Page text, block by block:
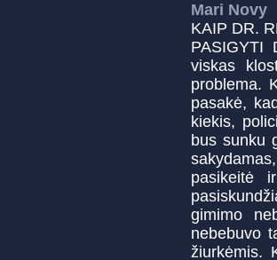
Mari Novy
KAIP DR.
PASIGYTI
viskas
problema.
pasakė,
kiekis,
bus sunku
pasikeitė
gimimo
nebebuvo
žiurkėmis.